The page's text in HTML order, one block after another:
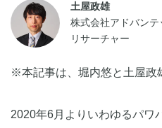
土屋政雄
株式会社アドバン
リサーチャー
※本記事は、堀内悠と土屋政
2020年6月よりいわゆるパワ